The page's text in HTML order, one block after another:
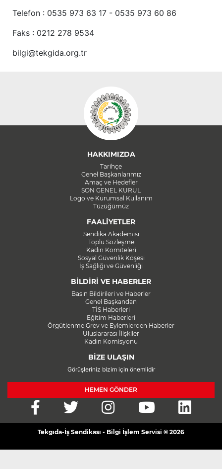
Telefon : 0535 973 63 17 - 0535 973 60 86
Faks : 0212 278 9534
bilgi@tekgida.org.tr
HAKKIMIZDA
Tarihçe
Genel Başkanlarımız
Amaç ve Hedefler
SON GENEL KURUL
Logo ve Kurumsal Kullanım
Tüzüğümüz
FAALİYETLER
Sendika Akademisi
Toplu Sözleşme
Kadın Komiteleri
Sosyal Güvenlik Köşesi
İş Sağlığı ve Güvenliği
BİLDİRİ VE HABERLER
Basın Bildirileri ve Haberler
Genel Başkandan
TİS Haberleri
Eğitim Haberleri
Örgütlenme Grev ve Eylemlerden Haberler
Uluslararası İlişkiler
Kadın Komisyonu
BİZE ULAŞIN
Görüşleriniz bizim için önemlidir
HEMEN GÖNDER
Tekgıda-İş Sendikası - Bilgi İşlem Servisi © 2026